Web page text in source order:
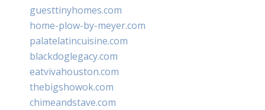
guesttinyhomes.com
home-plow-by-meyer.com
palatelatincuisine.com
blackdoglegacy.com
eatvivahouston.com
thebigshowok.com
chimeandstave.com